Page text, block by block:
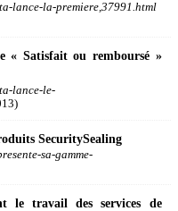
lance-la-premiere,37991.html
« Satisfait ou remboursé »
lance-le-
SecuritySealing
sa-gamme-
le travail des services de